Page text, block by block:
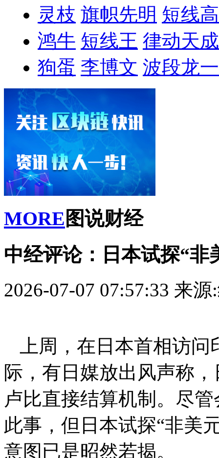
灵枝 旗帜先明 短线
鸿牛 短线王 律动天成
狗蛋 李博文 波段龙一
MORE 图说财经
中经评论：日本试探“非
2026-07-07 07:57:33 来源
上周，在日本首相访
际，有日媒放出风声称
卢比直接结算机制。尽
此事，但日本试探“非美
意图已是昭然若揭。